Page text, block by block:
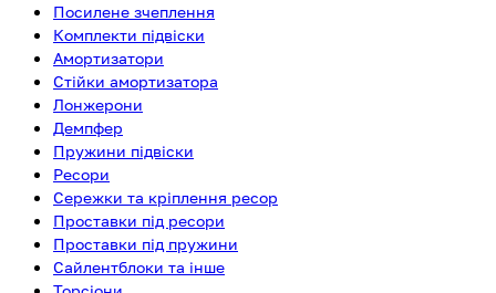
Посилене зчеплення
Комплекти підвіски
Амортизатори
Стійки амортизатора
Лонжерони
Демпфер
Пружини підвіски
Ресори
Сережки та кріплення ресор
Проставки під ресори
Проставки під пружини
Сайлентблоки та інше